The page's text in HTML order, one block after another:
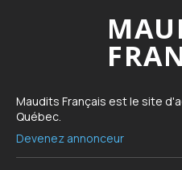
Maudits Français est le site
Québec.
Devenez annonceur